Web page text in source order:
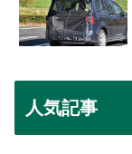
人気記事